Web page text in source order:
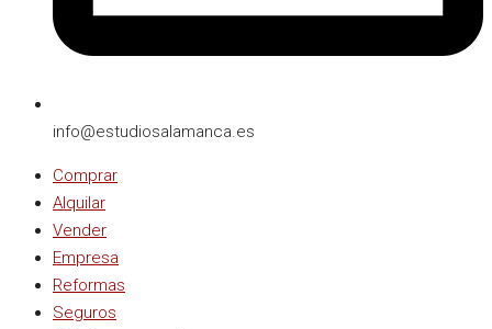
info@estudiosalamanca.es​
Comprar
Alquilar
Vender
Empresa
Reformas
Seguros